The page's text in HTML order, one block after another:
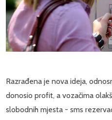
Razrađena je nova ideja,
donosio profit, a vozačima
slobodnih mjesta - sms